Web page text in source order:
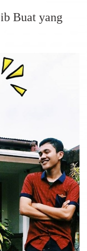
Buat yang